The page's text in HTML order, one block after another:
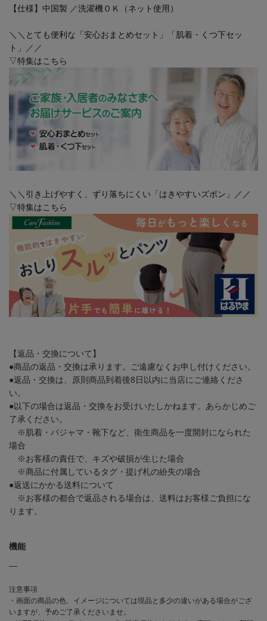
【仕様】中国製 ／洗濯機ＯＫ（ネット使用）
＼＼とても便利な「安心おまとめセット」「肌着・くつ下セッ
ト」／／
▽特集はこちら
＼＼引き上げやすく、ずり落ちにくい「はきやすいズボン」／／
▽特集はこちら
【返品・交換について】
●商品の返品・交換は承ります。ご遠慮なくお申し付けください。
●返品・交換は、原則商品到着後8日以内に当店にご連絡くださ
い。
●以下の場合は返品・交換をお受けいたしかねます。あらかじめご
了承ください。
※肌着・パジャマ・靴下など、衛生商品を一度開封になられた
場合
※お客様の責任で、キズや破損が生じた場合
※商品に付属しているタグ・提げ札の紛失の場合
●返送にかかる送料について
※お客様の都合で返品される場合は、送料はお客様ご負担にな
ります。
機能
―
注意事項
・画面の商品の色、イメージについては現品と多少の違いがある場合がござ
いますが、予めご了承くださいませ。